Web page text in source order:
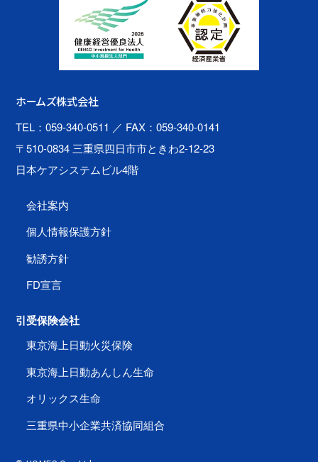
ホームズ株式会社
TEL：059-340-0511 ／ FAX：059-340-0141
〒510-0834 三重県四日市市ときわ2-12-23
日本ケアシステムビル4階
会社案内
個人情報保護方針
勧誘方針
FD宣言
引受保険会社
東京海上日動火災保険
東京海上日動あんしん生命
オリックス生命
三重県中小企業共済協同組合